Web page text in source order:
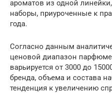
ароматов из одной
наборы, приуроченные к
года.
Согласно данным
ценовой диапазон
варьируется от 3000 до
бренда, объема и состава
тенденция к увеличению